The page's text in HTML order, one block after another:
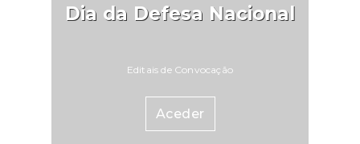
Dia da Defesa Nacional
Editais de Convocação
Aceder